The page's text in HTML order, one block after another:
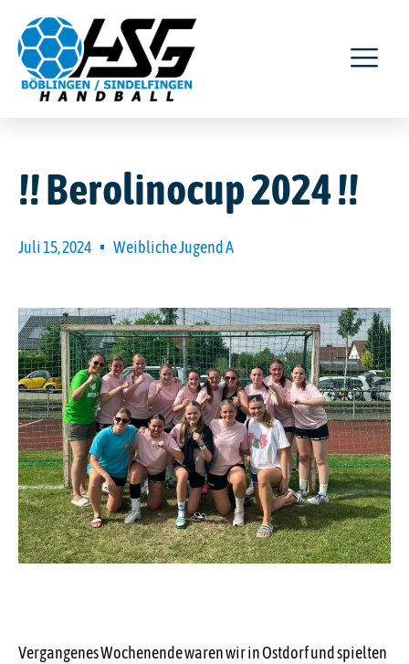
!! Berolinocup 2024 !!
Juli 15, 2024 Weibliche Jugend A
Vergangenes Wochenende waren wir in Ostdorf und spielten